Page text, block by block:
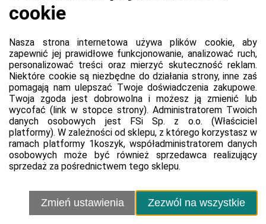
Informacje o platformie
Regulamin dla kupujących
Polityka prywatności platformy
Zgłoś błąd lub naruszenie
Ustawienia cookie
Sprzedawca
Kontakt